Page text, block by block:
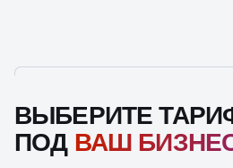
ВЫБЕРИТЕ
ПОД ВАШ